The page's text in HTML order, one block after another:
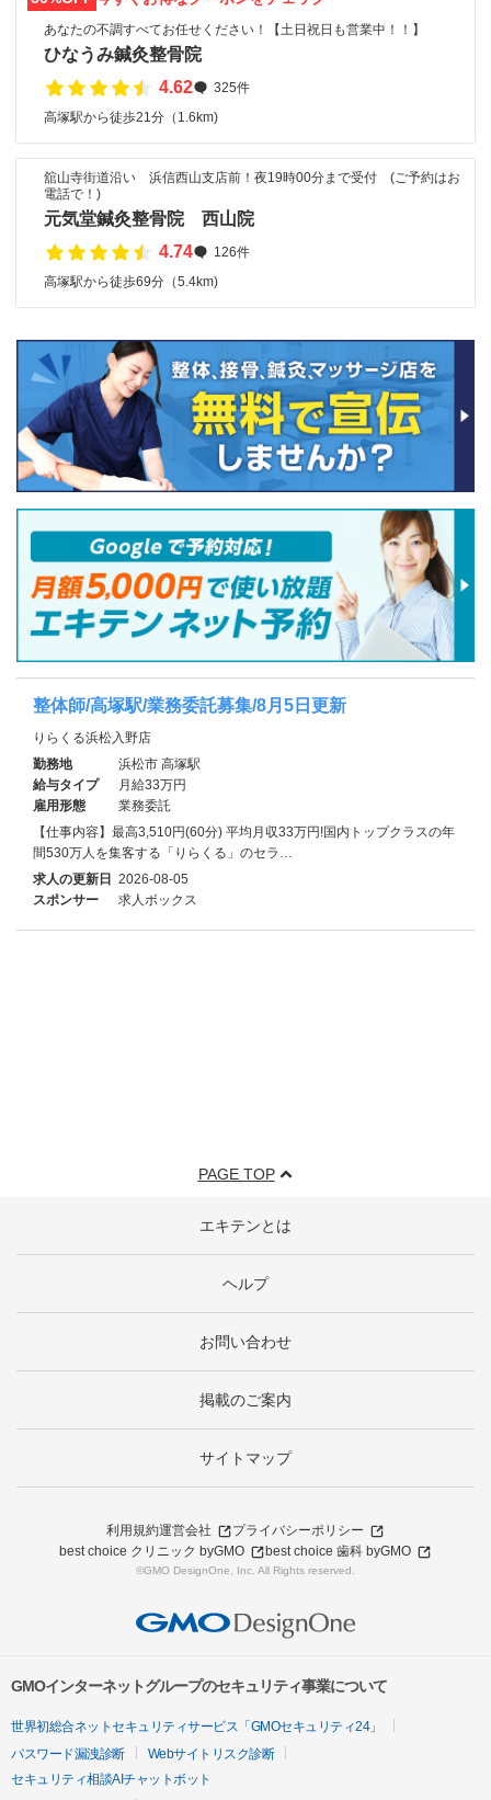
あなたの不調すべてお任せください！【土日祝日も営業中！！】
ひなうみ鍼灸整骨院
4.62
325件
高塚駅から徒歩21分（1.6km)
舘山寺街道沿い 浜信西山支店前！夜19時00分まで受付 (ご予約はお
電話で！)
元気堂鍼灸整骨院 西山院
4.74
126件
高塚駅から徒歩69分（5.4km)
整体師/高塚駅/業務委託募集/8月5日更新
りらくる浜松入野店
勤務地
浜松市 高塚駅
給与タイプ
月給33万円
雇用形態
業務委託
【仕事内容】最高3,510円(60分) 平均月収33万円!国内トップクラスの年
間530万人を集客する「りらくる」のセラ…
求人の更新日 2026-08-05
スポンサー
求人ボックス
PAGE TOP
エキテンとは
ヘルプ
お問い合わせ
掲載のご案内
サイトマップ
利用規約運営会社
プライバシーポリシー
best choice クリニック byGMO
best choice 歯科 byGMO
©GMO DesignOne, Inc. All Rights reserved.
GMOインターネットグループのセキュリティ事業について
世界初総合ネットセキュリティサービス「GMOセキュリティ24」
パスワード漏洩診断
Webサイトリスク診断
セキュリティ相談AIチャットボット